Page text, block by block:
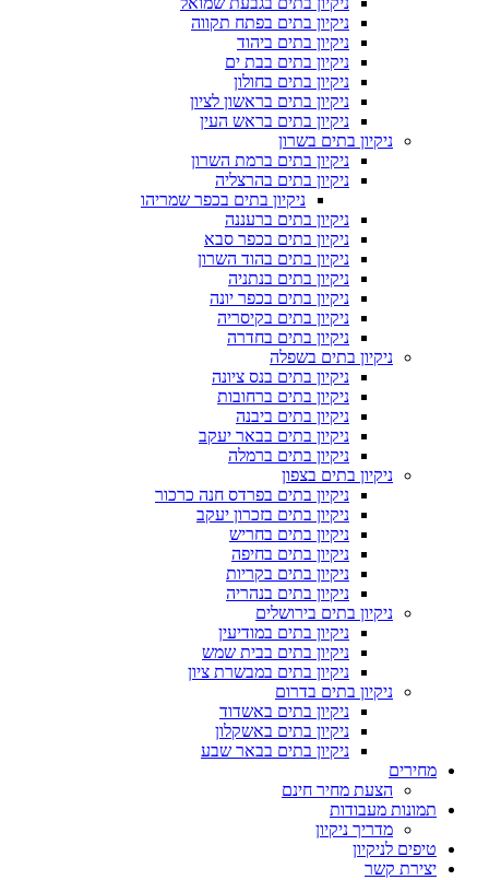
ניקיון בתים בפתח תקווה
ניקיון בתים ביהוד
ניקיון בתים בבת ים
ניקיון בתים בחולון
ניקיון בתים בראשון לציון
ניקיון בתים בראש העין
ניקיון בתים בשרון
ניקיון בתים ברמת השרון
ניקיון בתים בהרצליה
ניקיון בתים בכפר שמריהו
ניקיון בתים ברעננה
ניקיון בתים בכפר סבא
ניקיון בתים בהוד השרון
ניקיון בתים בנתניה
ניקיון בתים בכפר יונה
ניקיון בתים בקיסריה
ניקיון בתים בחדרה
ניקיון בתים בשפלה
ניקיון בתים בנס ציונה
ניקיון בתים ברחובות
ניקיון בתים ביבנה
ניקיון בתים בבאר יעקב
ניקיון בתים ברמלה
ניקיון בתים בצפון
ניקיון בתים בפרדס חנה כרכור
ניקיון בתים בזכרון יעקב
ניקיון בתים בחריש
ניקיון בתים בחיפה
ניקיון בתים בקריות
ניקיון בתים בנהריה
ניקיון בתים בירושלים
ניקיון בתים במודיעין
ניקיון בתים בבית שמש
ניקיון בתים במבשרת ציון
ניקיון בתים בדרום
ניקיון בתים באשדוד
ניקיון בתים באשקלון
ניקיון בתים בבאר שבע
מחירים
הצעת מחיר חינם
תמונות מעבודות
מדריך ניקיון
טיפים לניקיון
יצירת קשר